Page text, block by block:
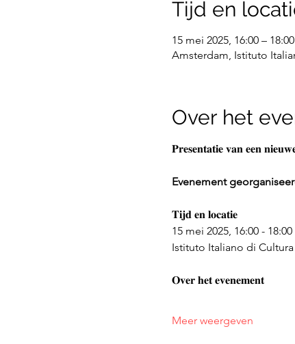
Tijd en
15 mei 2025, 16:00 – 18:00
Amsterdam, Istituto
Over het
𝐏𝐫𝐞𝐬𝐞𝐧𝐭𝐚𝐭𝐢𝐞 𝐯𝐚𝐧 𝐞𝐞𝐧
Evenement
𝐓𝐢𝐣𝐝 𝐞𝐧 𝐥𝐨𝐜𝐚𝐭𝐢𝐞
15 mei 2025, 16:00 - 18:00
Istituto Italiano di
𝐎𝐯𝐞𝐫 𝐡𝐞𝐭 𝐞𝐯𝐞𝐧𝐞𝐦𝐞𝐧𝐭
Meer weergeven